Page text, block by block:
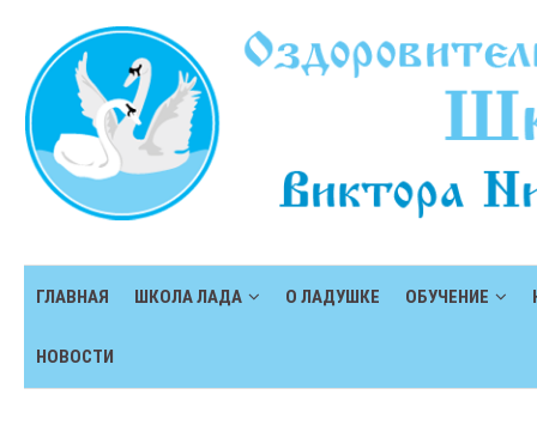
ГЛАВНАЯ ШКОЛА ЛАДА О ЛАДУШКЕ ОБУЧЕНИЕ
НОВОСТИ